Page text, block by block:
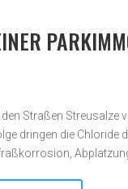
Straßen
dringen die Chloride